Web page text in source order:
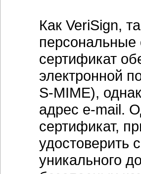
Как VeriSign,
персональные
сертификат
электронной
S-MIME),
адрес e-mail.
сертификат,
удостоверить
уникального